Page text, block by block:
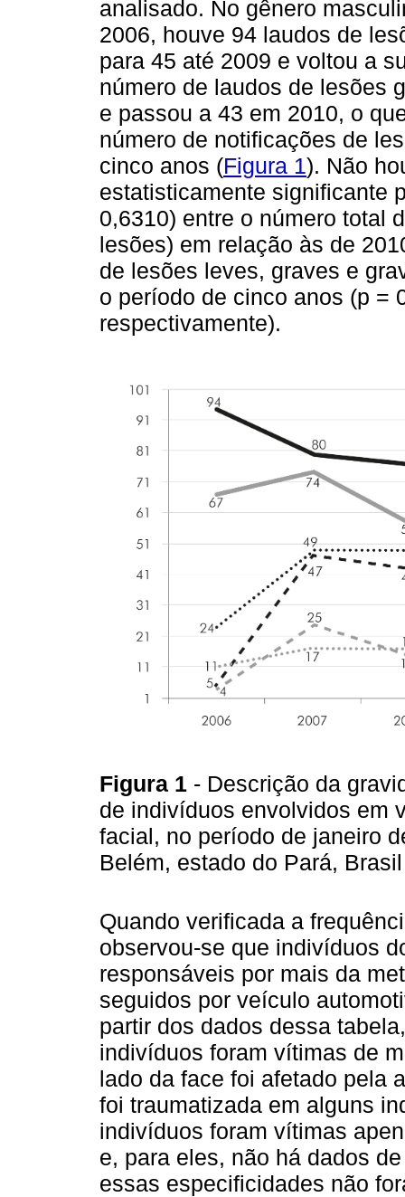
analisado. No gênero
2006, houve 94 laudos de
para 45 até 2009 e voltou a
número de laudos de lesões
e passou a 43 em 2010, o
número de notificações de
cinco anos (Figura 1). Não
estatisticamente significante
0,6310) entre o número total
lesões) em relação às de
de lesões leves, graves e
o período de cinco anos (p =
respectivamente).
Figura 1 - Descrição da
de indivíduos envolvidos em
facial, no período de janeiro
Belém, estado do Pará,
Quando verificada a
observou-se que indivíduos
responsáveis por mais da
seguidos por veículo
partir dos dados dessa
indivíduos foram vítimas de
lado da face foi afetado pela
foi traumatizada em alguns
indivíduos foram vítimas
e, para eles, não há dados
essas especificidades não